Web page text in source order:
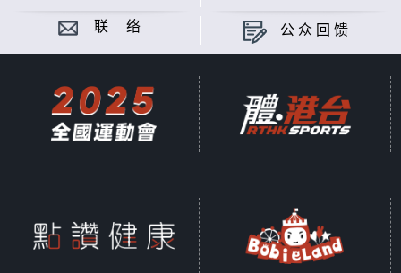
联 络 公众回馈